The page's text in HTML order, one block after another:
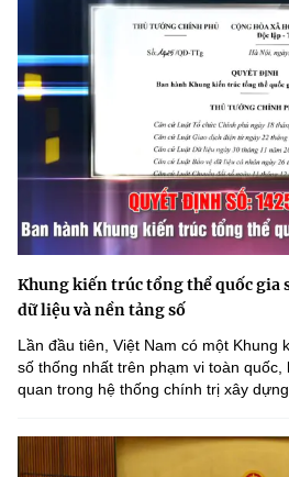
Khung kiến trúc tổng thể quốc gia
dữ liệu và nền tảng số
Lần đầu tiên, Việt Nam có một Khung
số thống nhất trên phạm vi toàn
quan trong hệ thống chính trị xây